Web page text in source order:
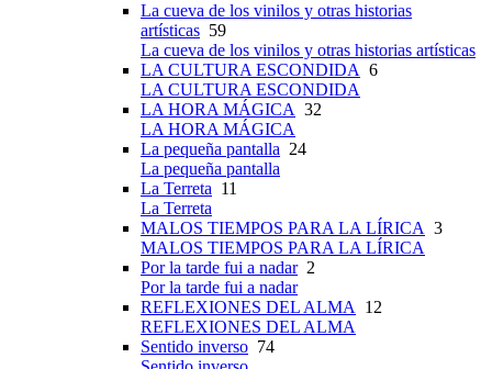
La cueva de los vinilos y otras historias
artísticas 59
La cueva de los vinilos y otras historias artísticas
LA CULTURA ESCONDIDA 6
LA CULTURA ESCONDIDA
LA HORA MÁGICA 32
LA HORA MÁGICA
La pequeña pantalla 24
La pequeña pantalla
La Terreta 11
La Terreta
MALOS TIEMPOS PARA LA LÍRICA 3
MALOS TIEMPOS PARA LA LÍRICA
Por la tarde fui a nadar2
Por la tarde fui a nadar
REFLEXIONES DEL ALMA
12
REFLEXIONES DEL ALMA
Sentido inverso 74